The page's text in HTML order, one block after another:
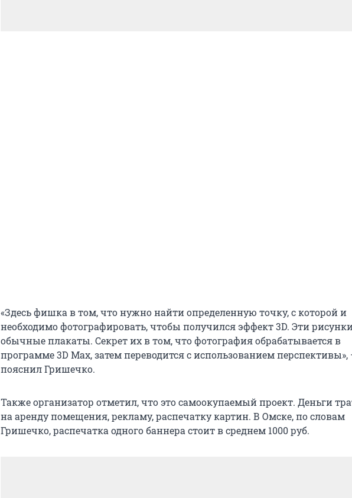
«Здесь фишка в том, что нужно найти определенную точку, с которой и
необходимо фотографировать, чтобы получился эффект 3D. Эти
обычные плакаты. Секрет их в том, что фотография обрабатывается в
программе 3D Max, затем переводится с использованием перспективы»,
пояснил Гришечко.
Также организатор отметил, что это самоокупаемый проект. Деньги
на аренду помещения, рекламу, распечатку картин. В Омске, по словам
Гришечко, распечатка одного баннера стоит в среднем 1000 руб.